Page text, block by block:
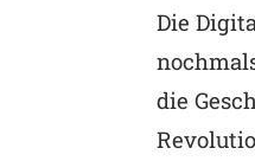
Die
die